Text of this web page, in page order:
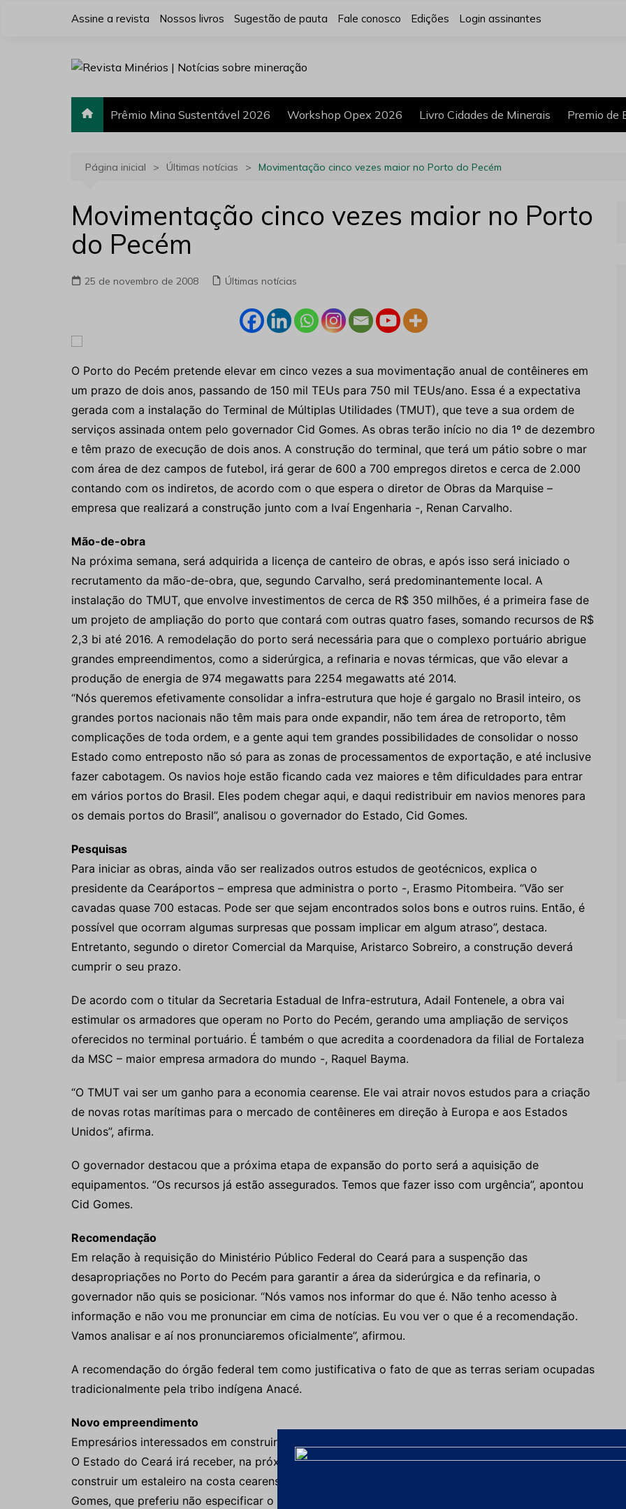
Assine a revista Nossos livros Sugestão de pauta Fale conosco Edições Login assinantes
Prêmio Mina Sustentável 2026 Workshop Opex 2026 Livro Cidades de Minerais Premio de
Página inicial Últimas notícias Movimentação cinco vezes maior no Porto do Pecém
Movimentação cinco vezes maior no Porto
do Pecém
25 de novembro de 2008 Últimas notícias
O Porto do Pecém pretende elevar em cinco vezes a sua movimentação anual de contêineres em
um prazo de dois anos, passando de 150 mil TEUs para 750 mil TEUs/ano. Essa é a expectativa
gerada com a instalação do Terminal de Múltiplas Utilidades (TMUT), que teve a sua ordem de
serviços assinada ontem pelo governador Cid Gomes. As obras terão início no dia 1º de dezembro
e têm prazo de execução de dois anos. A construção do terminal, que terá um pátio sobre o mar
com área de dez campos de futebol, irá gerar de 600 a 700 empregos diretos e cerca de 2.000
contando com os indiretos, de acordo com o que espera o diretor de Obras da Marquise –
empresa que realizará a construção junto com a Ivaí Engenharia -, Renan Carvalho.
Mão-de-obra
Na próxima semana, será adquirida a licença de canteiro de obras, e após isso será iniciado o
recrutamento da mão-de-obra, que, segundo Carvalho, será predominantemente local. A
instalação do TMUT, que envolve investimentos de cerca de R$ 350 milhões, é a primeira fase de
um projeto de ampliação do porto que contará com outras quatro fases, somando recursos de R$
2,3 bi até 2016. A remodelação do porto será necessária para que o complexo portuário abrigue
grandes empreendimentos, como a siderúrgica, a refinaria e novas térmicas, que vão elevar a
produção de energia de 974 megawatts para 2254 megawatts até 2014.
“Nós queremos efetivamente consolidar a infra-estrutura que hoje é gargalo no Brasil inteiro, os
grandes portos nacionais não têm mais para onde expandir, não tem área de retroporto, têm
complicações de toda ordem, e a gente aqui tem grandes possibilidades de consolidar o nosso
Estado como entreposto não só para as zonas de processamentos de exportação, e até inclusive
fazer cabotagem. Os navios hoje estão ficando cada vez maiores e têm dificuldades para entrar
em vários portos do Brasil. Eles podem chegar aqui, e daqui redistribuir em navios menores para
os demais portos do Brasil”, analisou o governador do Estado, Cid Gomes.
Pesquisas
Para iniciar as obras, ainda vão ser realizados outros estudos de geotécnicos, explica o
presidente da Cearáportos – empresa que administra o porto -, Erasmo Pitombeira. “Vão ser
cavadas quase 700 estacas. Pode ser que sejam encontrados solos bons e outros ruins. Então, é
possível que ocorram algumas surpresas que possam implicar em algum atraso”, destaca.
Entretanto, segundo o diretor Comercial da Marquise, Aristarco Sobreiro, a construção deverá
cumprir o seu prazo.
De acordo com o titular da Secretaria Estadual de Infra-estrutura, Adail Fontenele, a obra vai
estimular os armadores que operam no Porto do Pecém, gerando uma ampliação de serviços
oferecidos no terminal portuário. É também o que acredita a coordenadora da filial de Fortaleza
da MSC – maior empresa armadora do mundo -, Raquel Bayma.
“O TMUT vai ser um ganho para a economia cearense. Ele vai atrair novos estudos para a criação
de novas rotas marítimas para o mercado de contêineres em direção à Europa e aos Estados
Unidos”, afirma.
O governador destacou que a próxima etapa de expansão do porto será a aquisição de
equipamentos. “Os recursos já estão assegurados. Temos que fazer isso com urgência”, apontou
Cid Gomes.
Recomendação
Em relação à requisição do Ministério Público Federal do Ceará para a suspenção das
desapropriações no Porto do Pecém para garantir a área da siderúrgica e da refinaria, o
governador não quis se posicionar. “Nós vamos nos informar do que é. Não tenho acesso à
informação e não vou me pronunciar em cima de notícias. Eu vou ver o que é a recomendação.
Vamos analisar e aí nos pronunciaremos oficialmente”, afirmou.
A recomendação do órgão federal tem como justificativa o fato de que as terras seriam ocupadas
tradicionalmente pela tribo indígena Anacé.
Novo empreendimento
Empresários interessados em construir estaleiro no Ceará
O Estado do Ceará irá receber, na próxima semana, visita de empresários interessados em
construir um estaleiro na costa cearense. A informação foi dada ontem pelo governador Cid
Gomes, que preferiu não especificar o nome da empresa a qual os executivos pertencem.